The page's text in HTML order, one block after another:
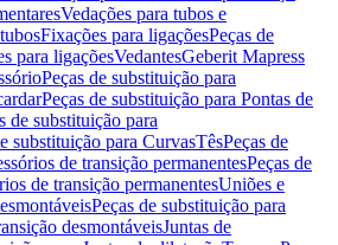
Vedações para tubos e
Fixações para ligaçõesPeças de
para ligaçõesVedantesGeberit Mapress
Peças de substituição para
Peças de substituição para Pontas de
de substituição para
substituição para CurvasTêsPeças de
de transição permanentesPeças de
de transição permanentesUniões e
Peças de substituição para
desmontáveisJuntas de